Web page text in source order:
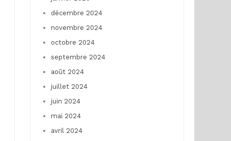
décembre 2024
novembre 2024
octobre 2024
septembre 2024
août 2024
juillet 2024
juin 2024
mai 2024
avril 2024